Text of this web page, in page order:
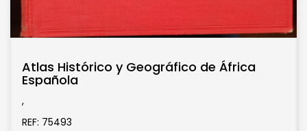
Atlas Histórico y Geográfico de África
Española
,
REF: 75493